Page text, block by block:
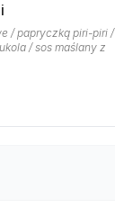
/ papryczką piri-piri /
/ sos maślany z